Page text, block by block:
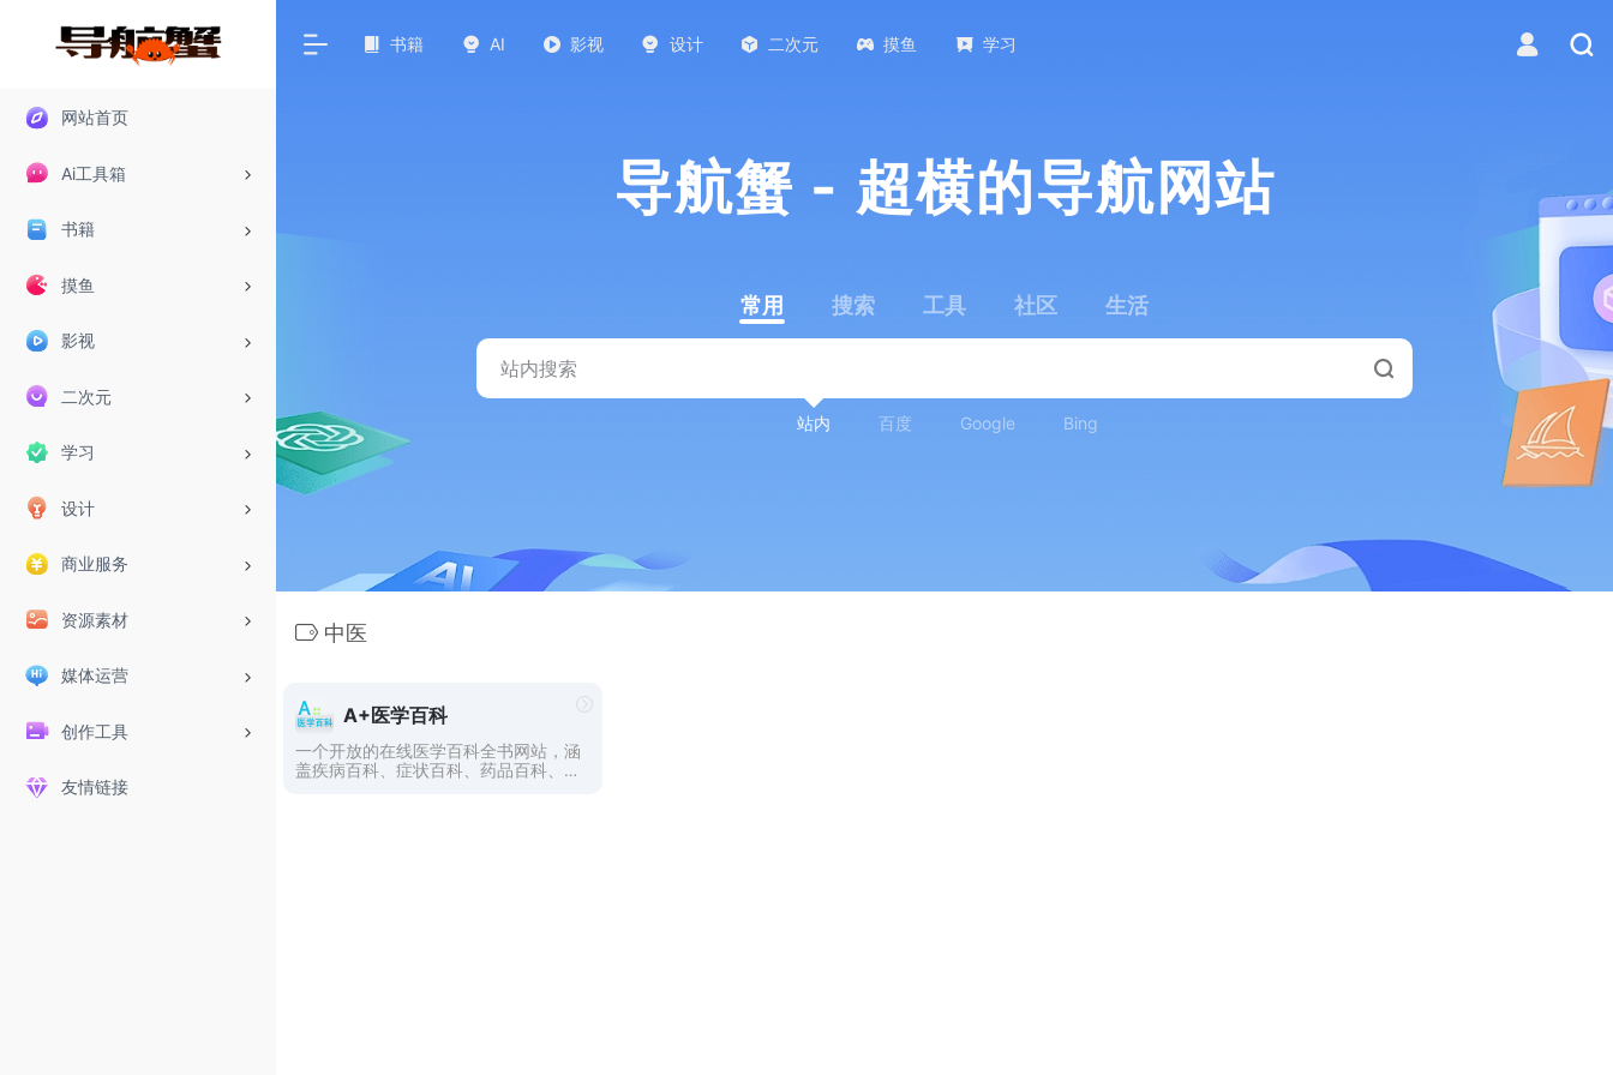
网站首页
Ai工具箱
书籍
摸鱼
影视
二次元
学习
设计
商业服务
资源素材
媒体运营
创作工具
友情链接
书籍 AI 影视 设计 二次元 摸鱼 学习
导航蟹 - 超横的导航网站
常用 搜索 工具 社区 生活
站内 百度 Google Bing
中医
A+医学百科
一个开放的在线医学百科全书网站，涵
盖疾病百科、症状百科、药品百科、急